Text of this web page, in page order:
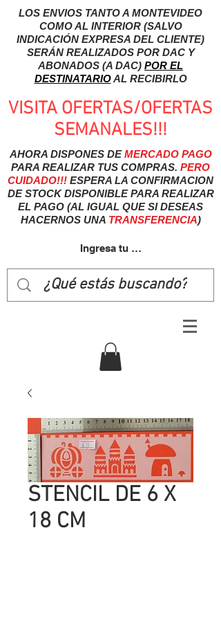
LOS ENVIOS TANTO A MONTEVIDEO
COMO AL INTERIOR (SALVO
INDICACIÓN EXPRESA DEL CLIENTE)
SERÁN REALIZADOS POR DAC Y
ABONADOS (A DAC) POR EL
DESTINATARIOAL RECIBIRLO
VISITA OFERTAS/OFERTAS
SEMANALES!!!
AHORA DISPONES DEMERCADO PAGO
PARA REALIZAR TUS COMPRAS. PERO
CUIDADO!!! ESPERA LA CONFIRMACION
DE STOCK DISPONIBLE PARA REALIZAR
EL PAGO (AL IGUAL QUE SI DESEAS
HACERNOS UNA TRANSFERENCIA)
Ingresa tu usuairo
STENCIL DE 6 X
18 CM